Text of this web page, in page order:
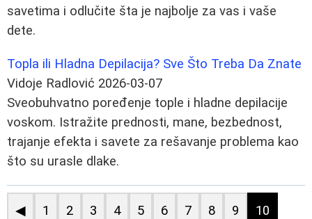
savetima i odlučite šta je najbolje za vas i vaše
dete.
Topla ili Hladna Depilacija? Sve Što Treba Da Znate
Vidoje Radlović 2026-03-07
Sveobuhvatno poređenje tople i hladne depilacije
voskom. Istražite prednosti, mane, bezbednost,
trajanje efekta i savete za rešavanje problema kao
što su urasle dlake.
◀ 1 2 3 4 5 6 7 8 9 10